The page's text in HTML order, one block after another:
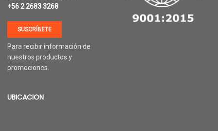
+56 2 2683 3268
SUSCRÍBETE
Para recibir información de
nuestros productos y
promociones.
UBICACION